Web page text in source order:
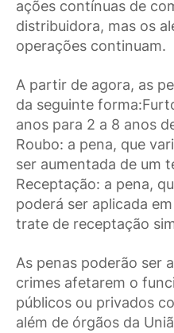
ações contínuas de
distribuidora, mas os
operações continuam.
A partir de agora, as
da seguinte
anos para 2 a 8 anos
Roubo: a pena, que
ser aumentada de um
Receptação: a pena,
poderá ser aplicada
trate de receptação
As penas poderão ser
crimes afetarem o
públicos ou privados
além de órgãos da